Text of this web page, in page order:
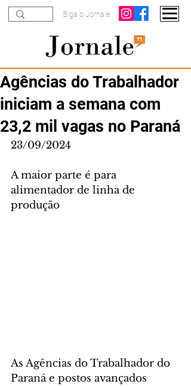
Siga o Jornale
Agências do Trabalhador
iniciam a semana com
23,2 mil vagas no Paraná
23/09/2024
A maior parte é para
alimentador de linha de
produção
As Agências do Trabalhador do
Paraná e postos avançados